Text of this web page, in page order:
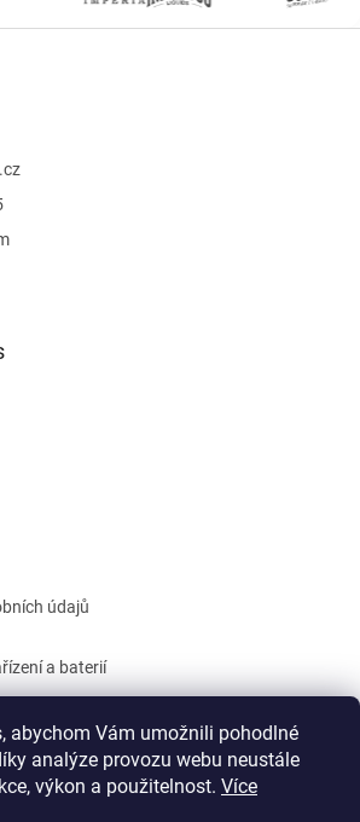
abychom Vám umožnili pohodlné
analýze provozu webu neustále
výkon a použitelnost. Více
údajů
a baterií